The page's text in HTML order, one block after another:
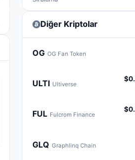
Diğer Kriptolar
OG OG Fan Token
ULTI Ultiverse
FUL Fulcrom Finance
GLQ Graphlinq Chain